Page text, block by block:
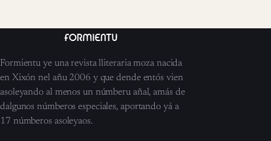
Formientu ye una revista lliteraria moza nacida
en Xixón nel añu 2006 y que dende entós vien
asoleyando al menos un númberu añal, amás de
dalgunos númberos especiales, aportando yá a
17 númberos asoleyaos.